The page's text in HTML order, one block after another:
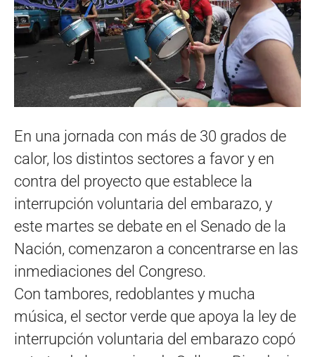
En una jornada con más de 30 grados de
calor, los distintos sectores a favor y en
contra del proyecto que establece la
interrupción voluntaria del embarazo, y
este martes se debate en el Senado de la
Nación, comenzaron a concentrarse en las
inmediaciones del Congreso.
Con tambores, redoblantes y mucha
música, el sector verde que apoya la ley de
interrupción voluntaria del embarazo copó